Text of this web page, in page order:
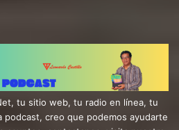
tu sitio web, tu radio en línea, tu
creo que podemos ayudarte